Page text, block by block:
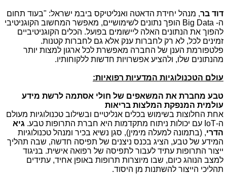
דוד בר, מנהל יחידת הדאטה ואנליטיקס ביבמ ישראל: "בעוד תחום
ה- Big Data הופך נתונים לשימושיים, מאפשר המחשוב הקוגניטיבי
להפוך את הנתונים האלה ליישומים בפועל. הכלים הקוגניטיביים
זמינים לכל, לא רק לחברות ענק אלא גם לחברות קטנות.
פלטפורמת הענן של החברה מאפשרת לכל ארגון למצות יותר
מהנתונים שלו, ולהציע אפשרויות חדשות ללקוחותיו.
עולם הטכנולוגיות המדעיות רפואיות:
טבע מחברת את המשאפים של חולי אסתמה לרשת מידע
עולמית המנפקת המלצות בריאות
אחת החלוצות בשימוש בכלים אנליטיים ובשילוב טכנולוגיות מעולם
ה-IoT עם יכולות ניתוח מתקדמות היא חברת התרופות טבע. גיא
הדרי, (בתמונה למעלה מימין), סגן נשיא בכיר ומנהל טכנולוגיות
המידע של טבע, הציג בכנס ניצנים של תפיסה חדשה, שבה תהליך
ייצור התרופות עתיד לעבור לתפיסה של רפואה אישית. בניגוד
למצב הנוהג כיום, שבו מיוצרות תרופות באופן אחיד, עתידים
תהליכי הייצור להשתנות מן היסוד.